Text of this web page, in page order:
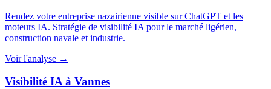
Rendez votre entreprise nazairienne visible sur ChatGPT et les
moteurs IA. Stratégie de visibilité IA pour le marché ligérien,
construction navale et industrie.
Voir l'analyse →
Visibilité IA à Vannes